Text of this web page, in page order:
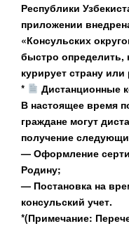
Республики
приложении
«Консульских
быстро определить,
курирует страну
*
Дистанционные
В настоящее время
граждане могут
получение
— Оформление
Родину;
— Постановка на
консульский учет.
*(Примечание: